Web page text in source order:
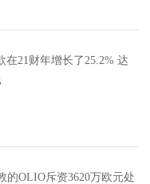
在21财年增长了25.2% 达
的OLIO斥资3620万欧元处